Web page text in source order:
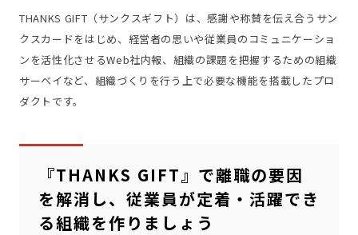
THANKS GIFT（サンクスギフト）は、感謝や称賛を伝え合うサン
クスカードをはじめ、経営者の思いや従業員のコミュニケーショ
ンを活性化させるWeb社内報、組織の課題を把握するための組織
サーベイなど、組織づくりを行う上で必要な機能を搭載したプロ
ダクトです。
『THANKS GIFT』で離職の要因
を解消し、従業員が定着・活躍でき
る組織を作りましょう